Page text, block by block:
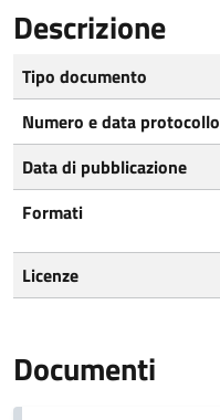
Descrizione
Tipo documento
Numero e data protocollo
Data di pubblicazione
Formati
Licenze
Documenti